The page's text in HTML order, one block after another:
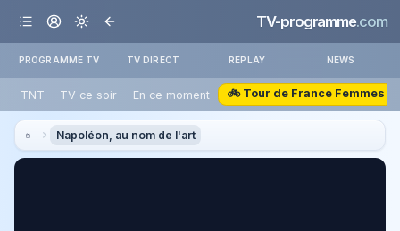
TV-programme.com
PROGRAMME TV TV DIRECT REPLAY NEWS
TNT TV ce soir En ce moment 🚲 Tour de France Femmes
Napoléon, au nom de l'art